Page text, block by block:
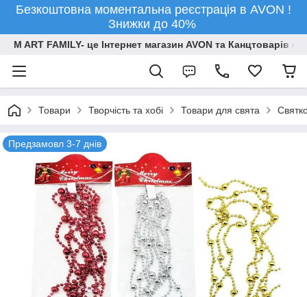
Безкоштовна моментальна реєстрація в AVON !
Знижки до 40%
M ART FAMILY- це Інтернет магазин AVON та Канцтоварів
Товари Творчiсть та хобi Товари для свята
Предзамовл 3-7 днів